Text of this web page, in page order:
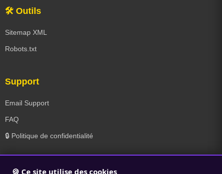
🛠️ Outils
Sitemap XML
Robots.txt
Support
Email Support
FAQ
🔒 Politique de confidentialité
🍪 Ce site utilise des cookies